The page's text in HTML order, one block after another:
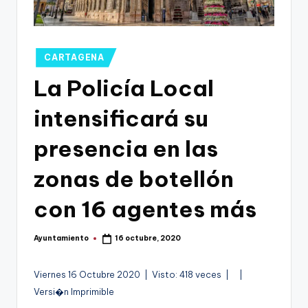
Publicado
en
CARTAGENA
La Policía Local
intensificará su
presencia en las
zonas de botellón
con 16 agentes más
Publicado
Ayuntamiento 16 octubre, 2020
Viernes 16 Octubre 2020 | Visto: 418 veces |
Versi�n Imprimible